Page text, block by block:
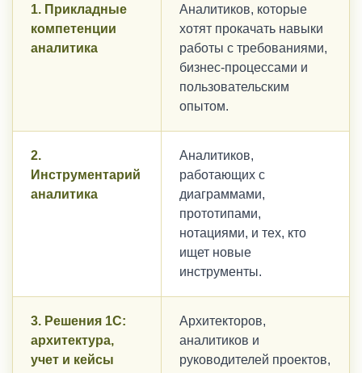
1. Прикладные
компетенции
аналитика
Аналитиков, которые
хотят прокачать навыки
работы с требованиями,
бизнес-процессами и
пользовательским
опытом.
2.
Инструментарий
аналитика
Аналитиков,
работающих с
диаграммами,
прототипами,
нотациями, и тех, кто
ищет новые
инструменты.
3. Решения 1С:
архитектура,
учет и кейсы
Архитекторов,
аналитиков и
руководителей проектов,